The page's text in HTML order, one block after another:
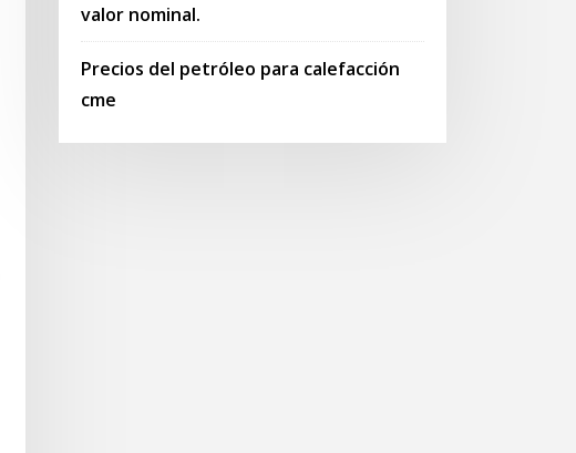
valor nominal.
Precios del petróleo para calefacción
cme